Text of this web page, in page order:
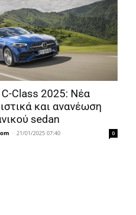
Class 2025: Νέα
και ανανέωση
sedan
- 21/01/2025 07:40 0